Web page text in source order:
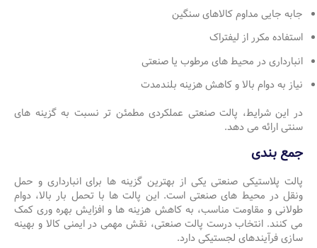
جابه جایی مداوم کالاهای سنگین
استفاده مکرر از لیفتراک
انبارداری در محیط های مرطوب یا صنعتی
نیاز به دوام بالا و کاهش هزینه بلندمدت
در این شرایط، پالت صنعتی عملکردی مطمئن تر نسبت به گزینه های
سنتی ارائه می دهد.
جمع بندی
پالت پلاستیکی صنعتی یکی از بهترین گزینه ها برای انبارداری و حمل
ونقل در محیط های صنعتی است. این پالت ها با تحمل بار بالا، دوام
طولانی و مقاومت مناسب، به کاهش هزینه ها و افزایش بهره وری کمک
می کنند. انتخاب درست پالت صنعتی، نقش مهمی در ایمنی کالا و بهینه
سازی فرآیندهای لجستیکی دارد.